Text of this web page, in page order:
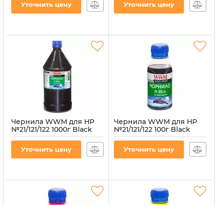
(H34/M-4)
Уточнить цену
H34/C-4
Уточнить цену
Чернила WWM для HP
№21/121/122 1000г Black
водорастворимые
H30/B-4
Уточнить цену
Чернила WWM для HP
№21/121/122 100г Black
водорастворимые
H30/B-2
Уточнить цену